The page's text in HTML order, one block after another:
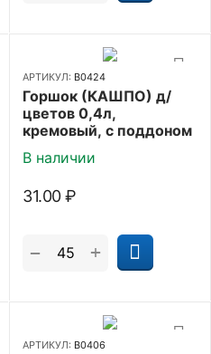
АРТИКУЛ: В0424
Горшок (КАШПО) д/
цветов 0,4л,
кремовый, с поддоном
В наличии
31.00 ₽
+
−
АРТИКУЛ: В0406